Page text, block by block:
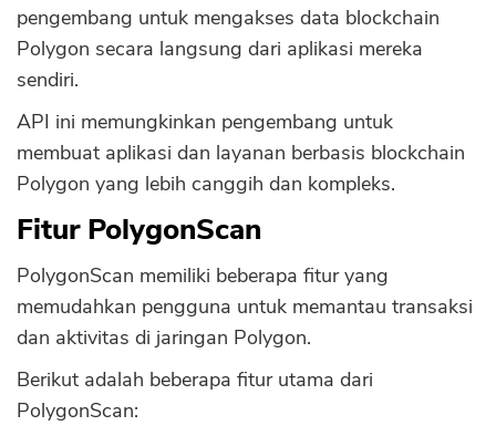
pengembang untuk mengakses data blockchain
Polygon secara langsung dari aplikasi mereka
sendiri.
API ini memungkinkan pengembang untuk
membuat aplikasi dan layanan berbasis blockchain
Polygon yang lebih canggih dan kompleks.
Fitur PolygonScan
PolygonScan memiliki beberapa fitur yang
memudahkan pengguna untuk memantau transaksi
dan aktivitas di jaringan Polygon.
Berikut adalah beberapa fitur utama dari
PolygonScan: